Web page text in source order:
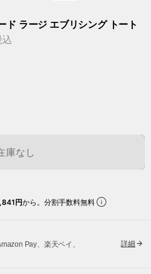
ド ラージ エブリシング トート
込
庫なし
円から。分割手数料無料
Pay、楽天ペイ、
詳細